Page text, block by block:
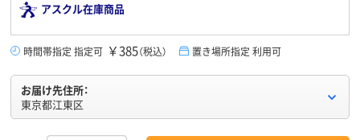
アスクル在庫商品
時間帯指定 指定可 ￥385（税込） 置き場所指定 利用可
お届け先住所：
東京都江東区